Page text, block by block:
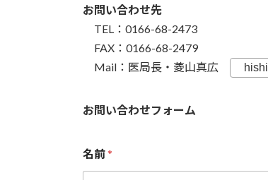
お問い合わせ先
TEL：0166-68-2473
FAX：0166-68-2479
Mail：医局長・菱山真広
お問い合わせフォーム
名前*